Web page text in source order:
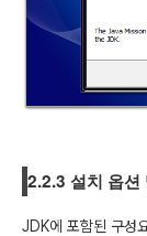
2.2.3 설치 옵션
JDK에 포함된 구성